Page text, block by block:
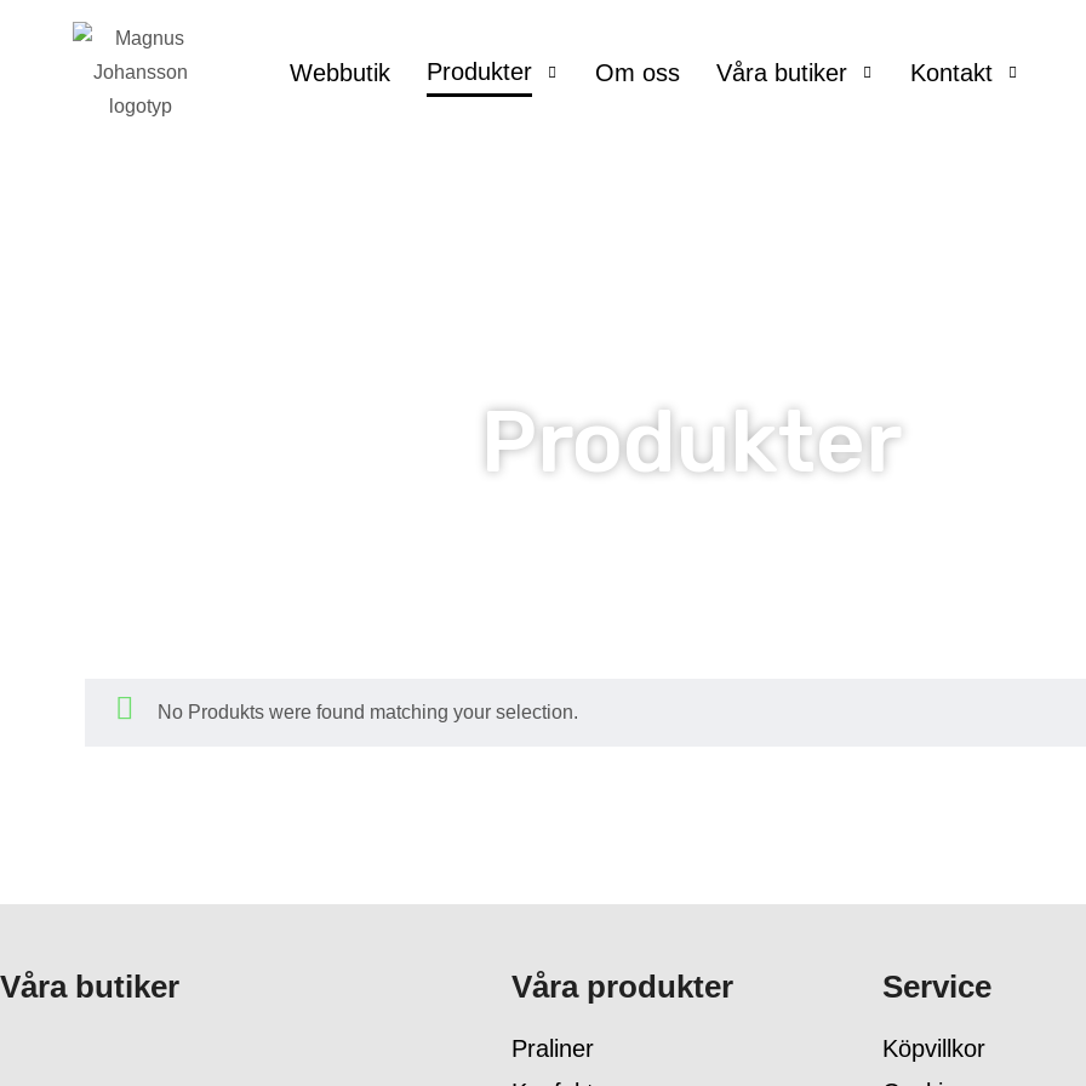
Webbutik Produkter Om oss Våra butiker Kontakt
Produkter
No Produkts were found matching your selection.
Våra butiker Våra produkter
Praliner
Service
Köpvillkor